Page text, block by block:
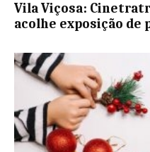
Vila Viçosa:
acolhe exposição de